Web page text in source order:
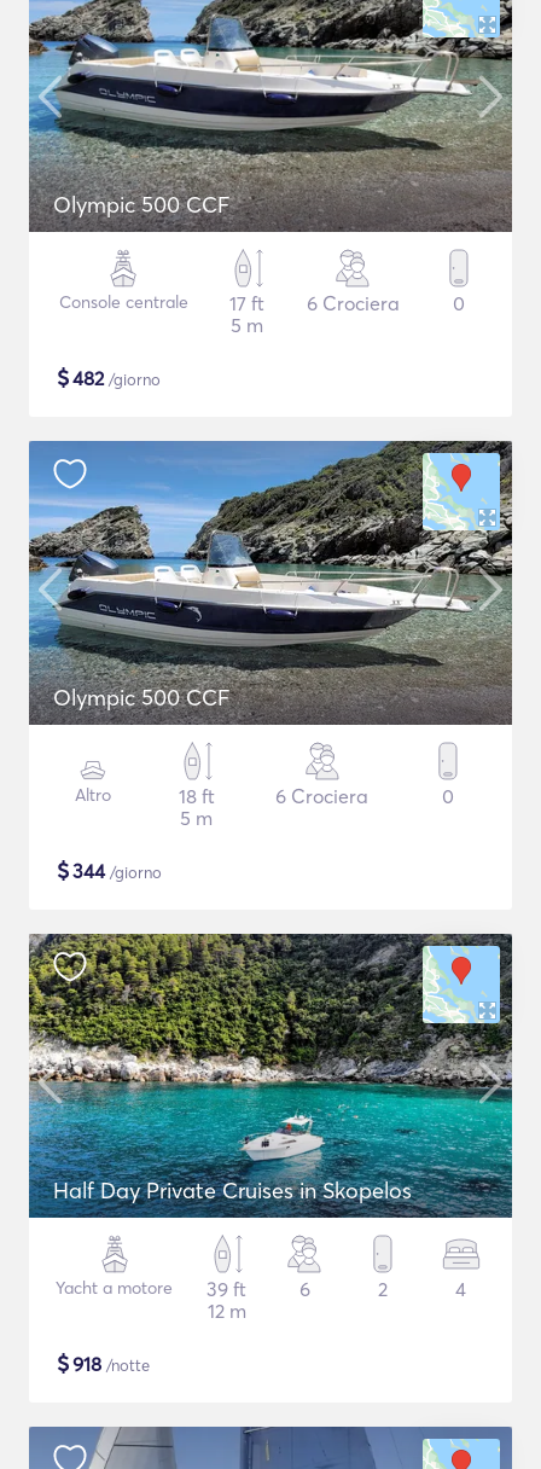
Olympic 500 CCF
Console centrale
17 ft
5 m
6 Crociera 0
$482/giorno
Olympic 500 CCF
Altro
18 ft
5 m
6 Crociera 0
$344/giorno
Half Day Private Cruises in Skopelos
Yacht a motore
39 ft
12 m
6 2 4
$918 /notte